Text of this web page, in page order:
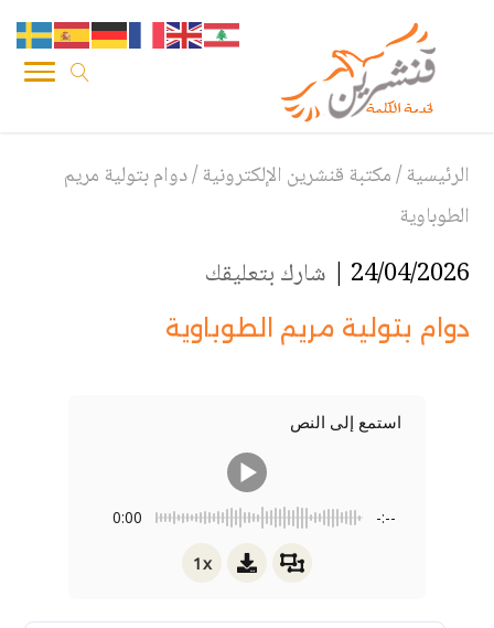
الرئيسية/مكتبة قنشرين الإلكترونية/دوام بتولية مريم
الطوباوية
24/04/2026 | شارك بتعليقك
دوام بتولية مريم الطوباوية
استمع إلى النص
0:00 -:--
1x